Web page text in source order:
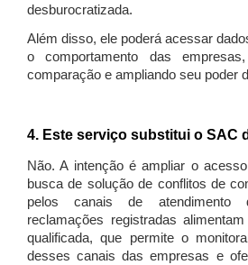
desburocratizada.
Além disso, ele poderá acessar
o comportamento das
comparação e ampliando seu poder
4. Este serviço substitui o SAC
Não. A intenção é ampliar o
busca de solução de conflitos de
pelos canais de atendimento
reclamações registradas
qualificada, que permite o
desses canais das empresas e